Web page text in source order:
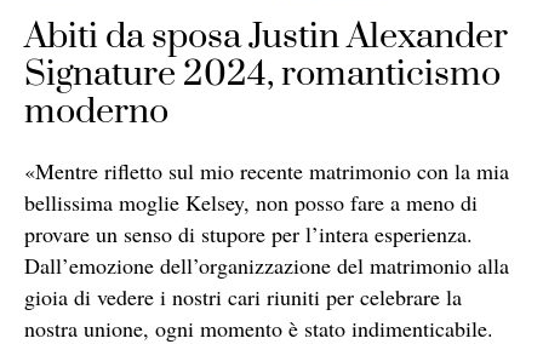
Abiti da sposa Justin Alexander
Signature 2024, romanticismo
moderno
«Mentre rifletto sul mio recente matrimonio con la mia
bellissima moglie Kelsey, non posso fare a meno di
provare un senso di stupore per l’intera esperienza.
Dall’emozione dell’organizzazione del matrimonio alla
gioia di vedere i nostri cari riuniti per celebrare la
nostra unione, ogni momento è stato indimenticabile.